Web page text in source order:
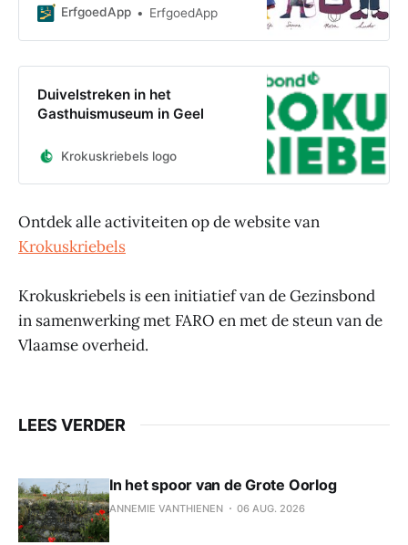
museumkamers. Soms is het leven
ErfgoedApp ErfgoedApp
Duivelstreken in het
Gasthuismuseum in Geel
Krokuskriebels logo
Ontdek alle activiteiten op de website van
Krokuskriebels
Krokuskriebels is een initiatief van de Gezinsbond
in samenwerking met FARO en met de steun van de
Vlaamse overheid.
LEES VERDER
In het spoor van de Grote Oorlog
ANNEMIE VANTHIENEN 06 AUG. 2026